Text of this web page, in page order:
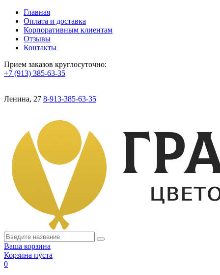
Главная
Оплата и доставка
Корпоративным клиентам
Отзывы
Контакты
Прием заказов круглосуточно:
+7 (913) 385-63-35
Ленина, 27 8-913-385-63-35
Ваша корзина
Корзина пуста
0